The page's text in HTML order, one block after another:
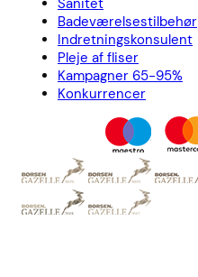
Sanitet
Badeværelsestilbehør
Indretningskonsulent
Pleje af fliser
Kampagner 65-95%
Konkurrencer